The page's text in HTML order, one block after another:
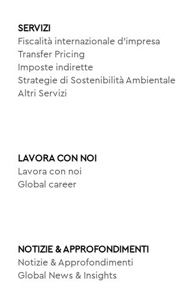
SERVIZI
Fiscalità internazionale d’impresa
Transfer Pricing
Imposte indirette
Strategie di Sostenibilità Ambientale
Altri Servizi
LAVORA CON NOI
Lavora con noi
Global career
NOTIZIE & APPROFONDIMENTI
Notizie & Approfondimenti
Global News & Insights